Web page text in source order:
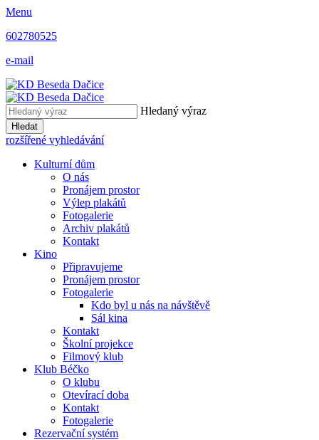
Menu
602780525
e-mail
Hledaný výraz
Hledat
rozšířené vyhledávání
Kulturní dům
O nás
Pronájem prostor
Výlep plakátů
Fotogalerie
Archiv plakátů
Kontakt
Kino
Připravujeme
Pronájem prostor
Fotogalerie
Kdo byl u nás na návštěvě
Sál kina
Kontakt
Školní projekce
Filmový klub
Klub Béčko
O klubu
Otevírací doba
Kontakt
Fotogalerie
Rezervační systém